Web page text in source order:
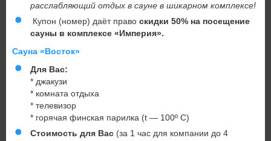
расслабляющий отдых в сауне в шикарном комплексе!
Купон (номер) даёт право скидки 50% на посещение
сауны в комплексе «Империя».
Сауна «Восток»
Для Вас:
* джакузи
* комната отдыха
* телевизор
* горячая финская парилка (t — 100º C)
Стоимость для Вас (за 1 час для компании до 4